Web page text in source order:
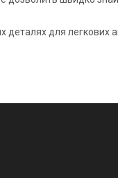
деталях для легкових